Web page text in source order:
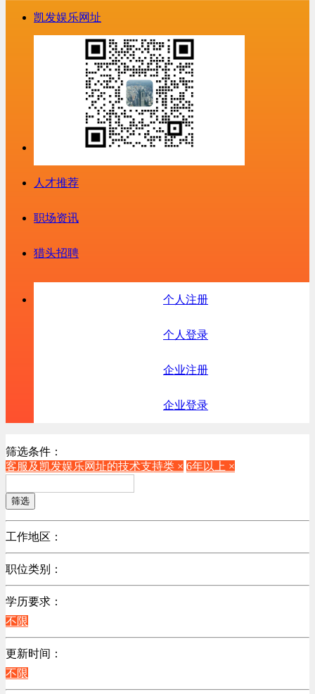
凯发娱乐网址
人才推荐
职场资讯
猎头招聘
个人注册
个人登录
企业注册
企业登录
筛选条件：
客服及凯发娱乐网址的技术支持类 × 6年以上 ×
筛选
工作地区：
不限
职位类别：
不限
机械制造/仪器仪表类
计算机硬件类
销售管理类
计算机软件类
贸易/物流/仓储/采购类
学历要求：
不限
更新时间：
不限